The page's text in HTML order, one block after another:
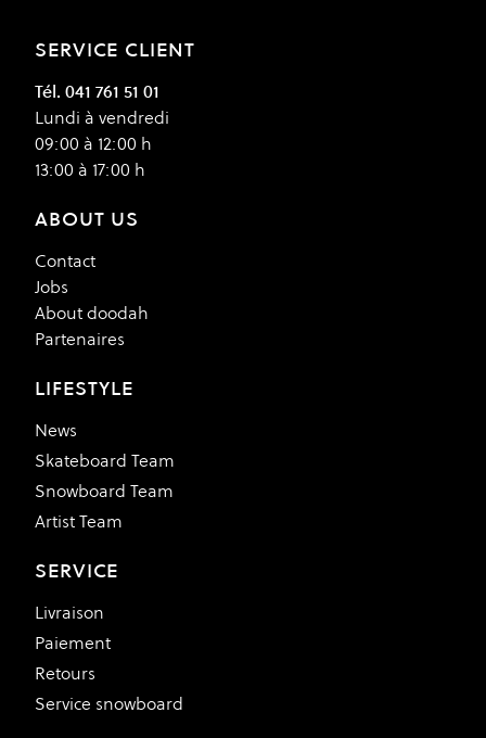
SERVICE CLIENT
Tél. 041 761 51 01
Lundi à vendredi
09:00 à 12:00 h
13:00 à 17:00 h
ABOUT US
Contact
Jobs
About doodah
Partenaires
LIFESTYLE
News
Skateboard Team
Snowboard Team
Artist Team
SERVICE
Livraison
Paiement
Retours
Service snowboard